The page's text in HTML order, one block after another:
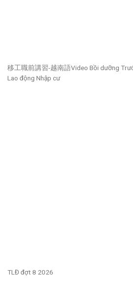
移工職前講習-越南語Video Bồi dưỡng
Lao động Nhập cư
TLĐ đợt 8 2026